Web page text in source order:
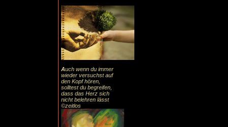
Auch wenn du immer
wieder versuchst auf
den Kopf hören,
solltest du begreifen,
dass das Herz sich
nicht belehren lässt
©zeitlos